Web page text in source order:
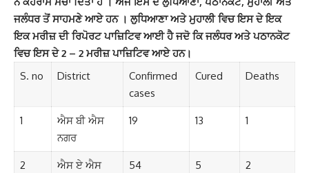
ਜਲੰਧਰ ਤੋਂ ਸਾਹਮਣੇ ਆਏ ਹਨ । ਲੁਧਿਆਣਾ ਅਤੇ ਮੁਹਾਲੀ ਵਿਚ ਇਸ ਦੇ ਇਕ
ਇਕ ਮਰੀਜ਼ ਦੀ ਰਿਪੋਰਟ ਪਾਜ਼ਿਟਿਵ ਆਈ ਹੈ ਜਦੋ ਕਿ ਜਲੰਧਰ ਅਤੇ ਪਠਾਨਕੋਟ
ਵਿਚ ਇਸ ਦੇ 2 – 2 ਮਰੀਜ਼ ਪਾਜ਼ਿਟਿਵ ਆਏ ਹਨ।
S. no
District
Confirmed
cases
Cured Deaths
1
ਐਸ ਬੀ ਐਸ
ਨਗਰ
19 13 1
2
ਐਸ ਏ ਐਸ
54 5 2